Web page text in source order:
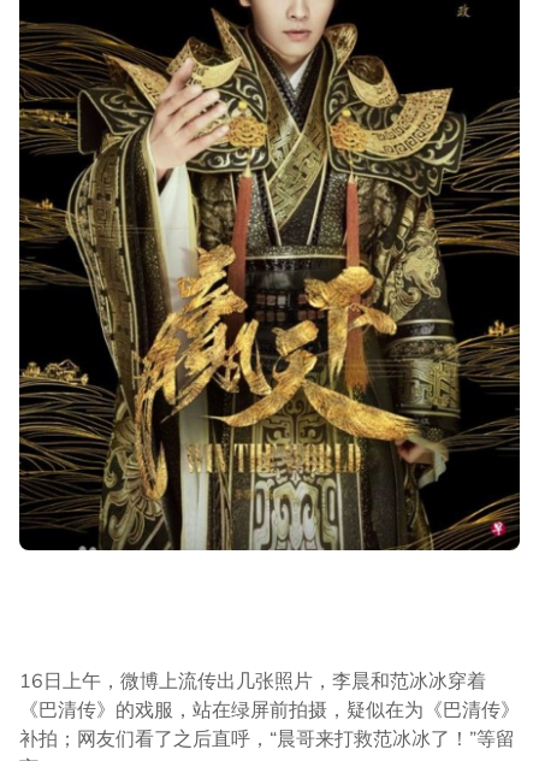
16日上午，微博上流传出几张照片，李晨和范冰冰穿着
《巴清传》的戏服，站在绿屏前拍摄，疑似在为《巴清传》
补拍；网友们看了之后直呼，“晨哥来打救范冰冰了！”等留